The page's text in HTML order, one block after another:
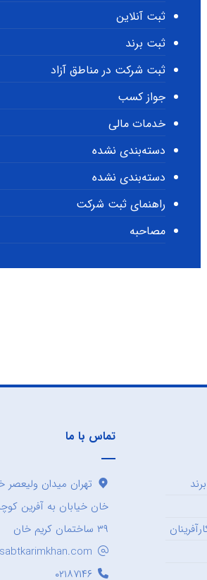
ثبت آنلاین
ثبت برند
ثبت شرکت در مناطق آزاد
جواز کسب
خدمات مالی
دسته‌بندی نشده
دسته‌بندی نشده
راهنمای ثبت شرکت
مصاحبه
تماس با ما
تهران میدان ولیعصر
خان خیابان به آفرین
۳۹ ساختمان کریم خان
۰۲۱۸۷۱۴۶